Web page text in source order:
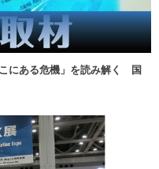
にある危機」を読み解く 国